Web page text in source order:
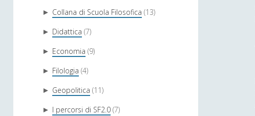
► Collana di Scuola Filosofica (13)
► Didattica (7)
► Economia (9)
► Filologia (4)
► Geopolitica (11)
► I percorsi di SF2.0 (7)